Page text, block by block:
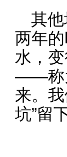
其
两年
水，
——称
来。
坑”留